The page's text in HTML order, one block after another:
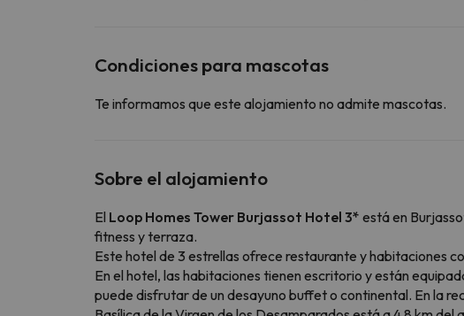
Condiciones para mascotas
Te informamos que este alojamiento no admite mascotas.
Sobre el alojamiento
El Loop Homes Tower Burjassot Hotel 3* está en
fitness y terraza.
Este hotel de 3 estrellas ofrece restaurante y habitaciones
En el hotel, las habitaciones tienen escritorio y están
puede disfrutar de un desayuno buffet o continental. En la